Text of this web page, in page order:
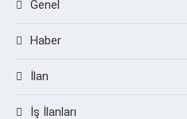
Genel
Haber
İlan
İş İlanları